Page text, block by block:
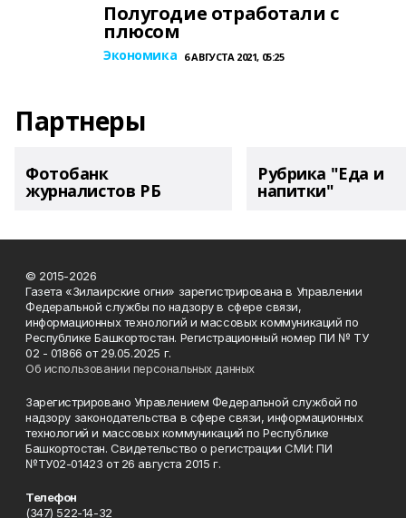
Полугодие отработали с
плюсом
Экономика 6 АВГУСТА 2021, 05:25
Партнеры
Фотобанк
журналистов РБ
Рубрика "Еда и
напитки"
© 2015-2026
Газета «Зилаирские огни» зарегистрирована в Управлении
Федеральной службы по надзору в сфере связи,
информационных технологий и массовых коммуникаций по
Республике Башкортостан. Регистрационный номер ПИ № ТУ
02 - 01866 от 29.05.2025 г.
Об использовании персональных данных
Зарегистрировано Управлением Федеральной службой по
надзору законодательства в сфере связи, информационных
технологий и массовых коммуникаций по Республике
Башкортостан. Свидетельство о регистрации СМИ: ПИ
№ТУ02-01423 от 26 августа 2015 г.
Телефон
(347) 522-14-32